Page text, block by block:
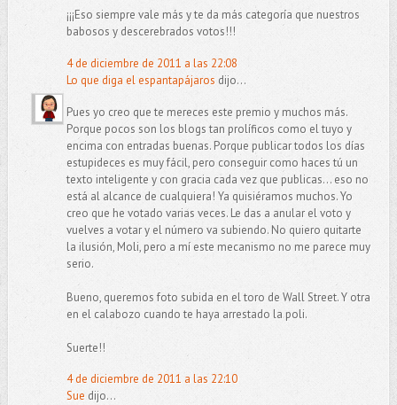
¡¡¡Eso siempre vale más y te da más categoría que nuestros
babosos y descerebrados votos!!!
4 de diciembre de 2011 a las 22:08
Lo que diga el espantapájaros dijo...
Pues yo creo que te mereces este premio y muchos más.
Porque pocos son los blogs tan prolíficos como el tuyo y
encima con entradas buenas. Porque publicar todos los días
estupideces es muy fácil, pero conseguir como haces tú un
texto inteligente y con gracia cada vez que publicas... eso no
está al alcance de cualquiera! Ya quisiéramos muchos. Yo
creo que he votado varias veces. Le das a anular el voto y
vuelves a votar y el número va subiendo. No quiero quitarte
la ilusión, Moli, pero a mí este mecanismo no me parece muy
serio.
Bueno, queremos foto subida en el toro de Wall Street. Y otra
en el calabozo cuando te haya arrestado la poli.
Suerte!!
4 de diciembre de 2011 a las 22:10
Sue dijo...